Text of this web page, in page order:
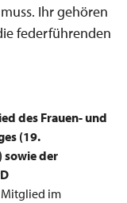
Ihr gehören
federführenden
des Frauen- und
(19.
sowie der
Mitglied im